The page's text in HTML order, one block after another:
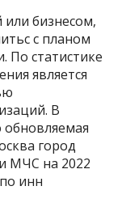
или бизнесом,
с планом
По статистике
является
В
обновляемая
город
МЧС на 2022
инн